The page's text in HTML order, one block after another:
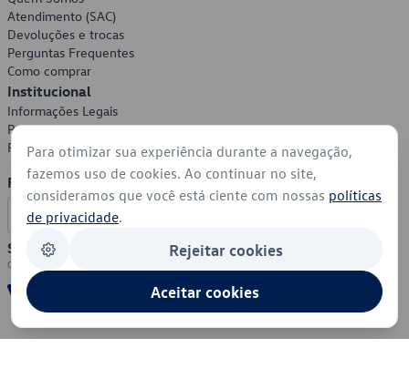
Atendimento (SAC)
Devoluções e trocas
Perguntas Frequentes
Como comprar
Institucional
Informações Legais
Política de Privacidade
Política de Cookies
Formas de Pagamento
Segurança
Para otimizar sua experiência durante a navegação,
fazemos uso de cookies. Ao continuar no site,
consideramos que você está ciente com nossas políticas
de privacidade.
Rejeitar cookies
Aceitar cookies